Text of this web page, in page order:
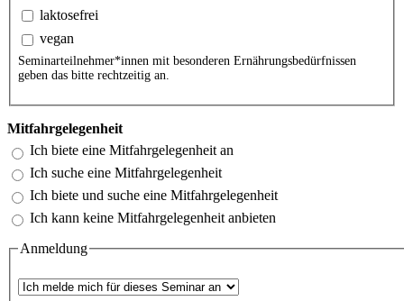
laktosefrei
vegan
Seminarteilnehmer*innen mit besonderen Ernährungsbedürfnissen
geben das bitte rechtzeitig an.
Mitfahrgelegenheit
Ich biete eine Mitfahrgelegenheit an
Ich suche eine Mitfahrgelegenheit
Ich biete und suche eine Mitfahrgelegenheit
Ich kann keine Mitfahrgelegenheit anbieten
Anmeldung
Anmeldung oder Reservierung*